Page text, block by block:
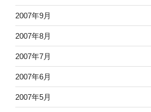
2007年9月
2007年8月
2007年7月
2007年6月
2007年5月